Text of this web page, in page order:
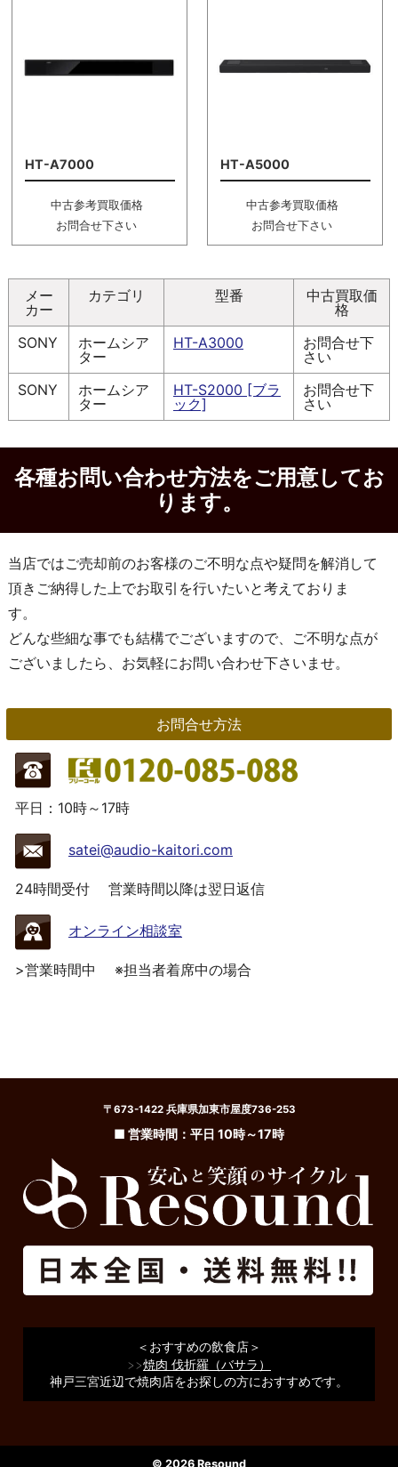
HT-A7000
中古参考買取価格
お問合せ下さい
HT-A5000
中古参考買取価格
お問合せ下さい
メー
カー
カテゴリ 型番
中古買取価
格
SONY
ホームシア
ター
HT-A3000
お問合せ下
さい
SONY
ホームシア
ター
HT-S2000 [ブラ
ック]
お問合せ下
さい
各種お問い合わせ方法をご用意してお
ります。
当店ではご売却前のお客様のご不明な点や疑問を解消して
頂きご納得した上でお取引を行いたいと考えておりま
す。
どんな些細な事でも結構でございますので、ご不明な点が
ございましたら、お気軽にお問い合わせ下さいませ。
お問合せ方法
平日：10時～17時
satei@audio-kaitori.com
24時間受付 営業時間以降は翌日返信
オンライン相談室
>営業時間中 ※担当者着席中の場合
〒673-1422 兵庫県加東市屋度736-253
■ 営業時間：平日 10時～17時
＜おすすめの飲食店＞
>>焼肉 伐折羅（バサラ）
神戸三宮近辺で焼肉店をお探しの方におすすめです。
© 2026 Resound